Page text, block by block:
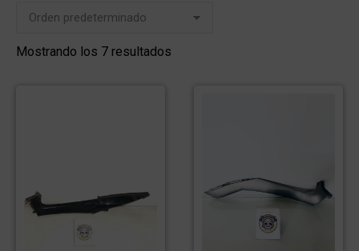
Mostrando los 7 resultados